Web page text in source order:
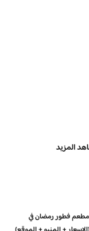
المزيد
فطور رمضان في